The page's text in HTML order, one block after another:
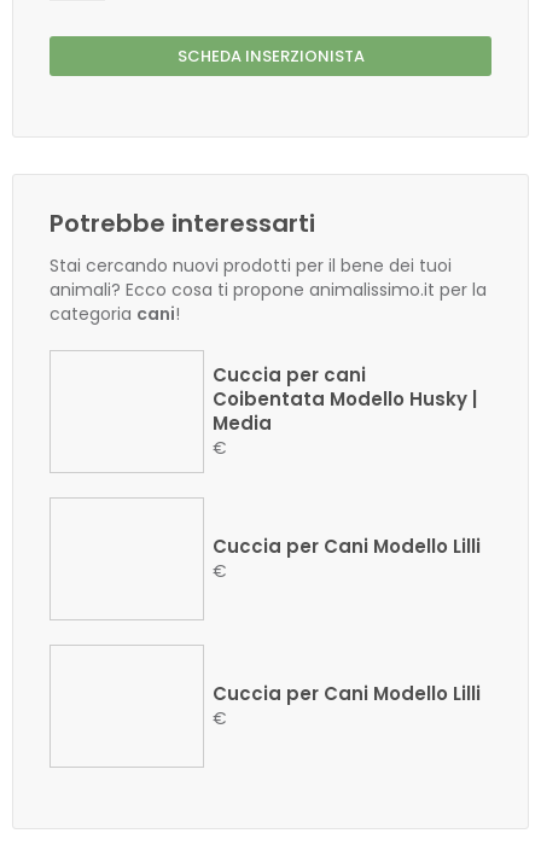
SCHEDA INSERZIONISTA
Potrebbe interessarti
Stai cercando nuovi prodotti per il bene dei tuoi
animali? Ecco cosa ti propone animalissimo.it per la
categoria cani!
Cuccia per cani
Coibentata Modello Husky |
Media
€
Cuccia per Cani Modello Lilli
€
Cuccia per Cani Modello Lilli
€